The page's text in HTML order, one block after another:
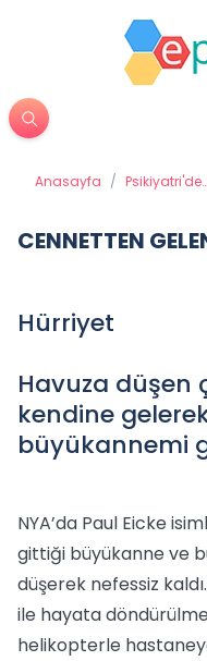
Anasayfa / Psikiyatri'de
CENNETTEN
Hürriyet
Havuza düşen
kendine
büyükannemi
NYA’da Paul Eicke
gittiği büyükanne ve
düşerek nefessiz
ile hayata
helikopterle